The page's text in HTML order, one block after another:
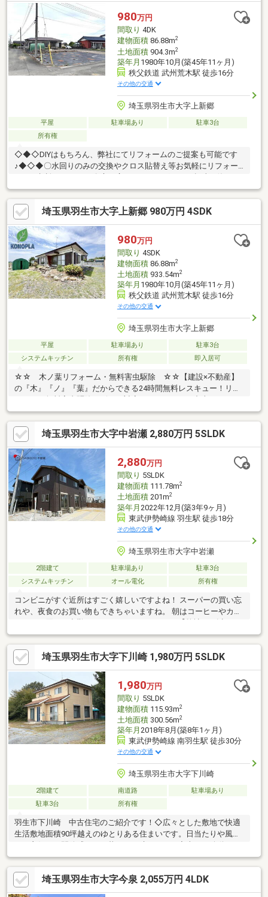
980万円
間取り 4DK
建物面積86.88m2
土地面積904.3m2
築年月 1980年10月(築45年11ヶ月)
秩父鉄道 武州荒木駅 徒歩16分
その他の交通
埼玉県羽生市大字上新郷
平屋 駐車場あり
駐車3台
所有権
◇◆◇DIYはもちろん、弊社にてリフォームのご提案も可能です
♪◆◇◆〇水回りのみの交換やクロス貼替え等お気軽にリフォー
カンドハウスでの利用も可能です♪〇売主にて家屋内残置物撤去
中、きれいな状態でお引き渡しを行います♪
埼玉県羽生市大字上新郷 980万円 4SDK
980万円
間取り 4SDK
建物面積86.88m2
土地面積933.54m2
築年月 1980年10月(築45年11ヶ月)
秩父鉄道 武州荒木駅 徒歩16分
その他の交通
埼玉県羽生市大字上新郷
平屋 駐車場あり
駐車3台
システムキッチン
所有権 即入居可
☆☆ 木ノ葉リフォーム・無料害虫駆除 ☆☆【建設×不動産】
の『木』『ノ』『葉』だからできる24時間無料レスキュー！リフ
ターサービスがついており、住んでからの安心をずっとお届けし
ます！内覧時に、無料相談・お見積りも物件ごとに作成可能！！
オウチ探しも、リフォームも一緒に相談できます！＼弊社には、
『きつね隊』・『ゴリラ隊』という無料かけつけサービスの仕組
みが、整っています♪／住んでからのお家トラブル、緊急対応も承
っております♪お家のこと、すべて木ノ葉プランニングにお任せく
ださい＾＾
埼玉県羽生市大字中岩瀬 2,880万円 5SLDK
2,880万円
間取り 5SLDK
建物面積111.78m2
土地面積201m2
築年月 2022年12月(築3年9ヶ月)
東武伊勢崎線 羽生駅 徒歩18分
その他の交通
埼玉県羽生市大字中岩瀬
2階建て 駐車場あり
駐車3台
システムキッチン
オール電化 所有権
コンビニがすぐ近所はすごく嬉しいですよね！ スーパーの買い忘
れや、夜食のお買い物もできちゃいますね。 朝はコーヒーやカフ
ェラテを買って出勤してみてはいかがですか？【弊社では以下の
５つをお客様にお約束いたします】1.物件の善し悪しは全て正直
にお話しします。2.無理な売り込みや契約の催促、突然の訪問
等、しつこい営業は一切行いません。3.契約したら終わりではな
くお引き渡し後、お引越し後もお客様のパートナーであること。
4.ウソやおとり広告は一切使いません。(データ更新は迅速に行い
ます。）5.お客様の個人情報は細心の注意を払って取り扱いしま
す。
埼玉県羽生市大字下川崎 1,980万円 5SLDK
1,980万円
間取り 5SLDK
建物面積115.93m2
土地面積300.56m2
築年月 2018年8月(築8年1ヶ月)
東武伊勢崎線 南羽生駅 徒歩30分
その他の交通
埼玉県羽生市大字下川崎
2階建て 南道路
駐車場あり
駐車3台
所有権
羽生市下川崎 中古住宅のご紹介です！◇広々とした敷地で快適
生活敷地面積90坪越えのゆとりある住まいです。日当たりや風通
ムーズ国道122号まで車で約3分とアクセス良好な立地です。多方
面への通勤やお出かけにも大変便利です。◇イオンモールまで徒
歩圏内イオンモール羽生まで徒歩約7分とお買い物に便利な立地で
す。休日のお出かけも近場で手軽に楽しめます。◇部屋数豊富な
埼玉県羽生市大字今泉 2,055万円 4LDK